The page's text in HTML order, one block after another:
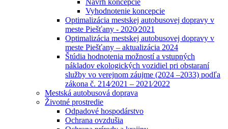
Návrh koncepcie
Vyhodnotenie koncepcie
Optimalizácia mestskej autobusovej dopravy v
meste Piešťany - 2020⁄2021
Optimalizácia mestskej autobusovej dopravy v
meste Piešťany – aktualizácia 2024
Štúdia hodnotenia možností a vstupných
nákladov ekologických vozidiel pri obstaraní
služby vo verejnom záujme (2024 –2033) podľa
zákona č. 214⁄2021 – 2021⁄2022
Mestská autobusová doprava
Životné prostredie
Odpadové hospodárstvo
Ochrana ovzdušia